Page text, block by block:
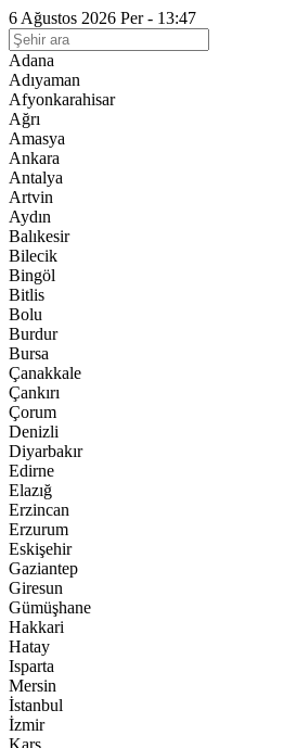
6 Ağustos 2026 Per - 13:47
Adana
Adıyaman
Afyonkarahisar
Ağrı
Amasya
Ankara
Antalya
Artvin
Aydın
Balıkesir
Bilecik
Bingöl
Bitlis
Bolu
Burdur
Bursa
Çanakkale
Çankırı
Çorum
Denizli
Diyarbakır
Edirne
Elazığ
Erzincan
Erzurum
Eskişehir
Gaziantep
Giresun
Gümüşhane
Hakkari
Hatay
Isparta
Mersin
İstanbul
İzmir
Kars